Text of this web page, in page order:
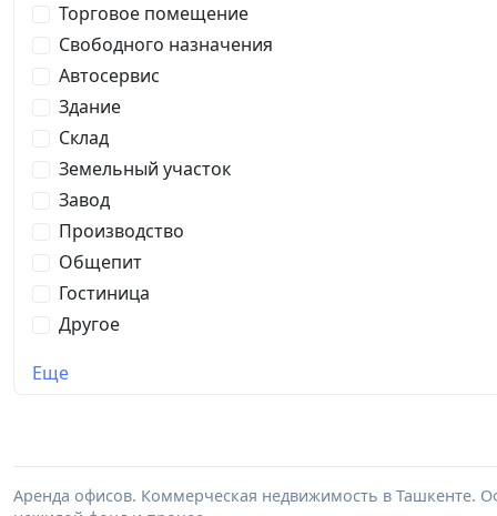
Торговое помещение
Свободного назначения
Автосервис
Здание
Склад
Земельный участок
Завод
Производство
Общепит
Гостиница
Другое
Еще
Аренда офисов. Коммерческая недвижимость в Ташкенте.